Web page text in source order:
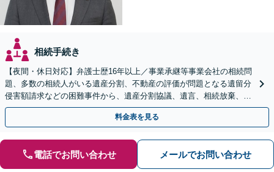
相続手続き
【夜間・休日対応】弁護士歴16年以上／事業承継等事業会社の相続問
題、多数の相続人がいる遺産分割、不動産の評価が問題となる遺留分
侵害額請求などの困難事件から、遺産分割協議、遺言、相続放棄、使
途不明金の調査まで、全般の経験豊富【JR草津駅2分】
料金表を見る
電話でお問い合わせ メールでお問い合わせ